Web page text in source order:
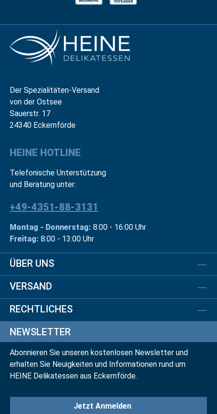
Der Spezialitäten-Versand
von der Ostsee
Sauerstr. 17
24340 Eckernförde
HEINE HOTLINE
Telefonische Unterstützung
und Beratung unter:
+49-4351-88-3131
Montag - Donnerstag: 8:00 - 16:00 Uhr
Freitag: 8:00 - 13:00 Uhr
ÜBER UNS
VERSAND
RECHTLICHES
NEWSLETTER
Abonnieren Sie unseren kostenlosen Newsletter und
erhalten Sie Neuigkeiten und Informationen rund um
HEINE Delikatessen aus Eckernförde.
Jetzt Anmelden